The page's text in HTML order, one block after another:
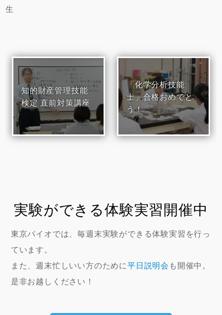
生
知的財産管理技能
検定 直前対策講座
「化学分析技能
士」合格おめでと
う！
実験ができる体験実習開催中
東京バイオでは、毎週末実験ができる体験実習を行っ
ています。
また、週末忙しいい方のために平日説明会 も開催中。
是非お越しください！